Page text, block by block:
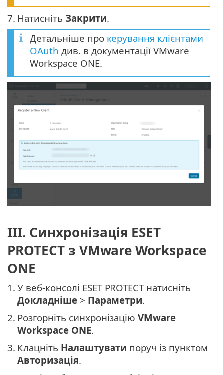
7. Натисніть Закрити.
Детальніше про керування клієнтами
OAuth див. в документації VMware
Workspace ONE.
III. Синхронізація ESET
PROTECT з VMware Workspace
ONE
1. У веб-консолі ESET PROTECT натисніть
Докладніше > Параметри.
2. Розгорніть синхронізацію VMware
Workspace ONE.
3. Клацніть Налаштувати поруч із пунктом
Авторизація.